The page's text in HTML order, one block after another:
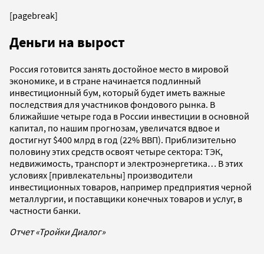
[pagebreak]
Деньги на вырост
Россия готовится занять достойное место в мировой
экономике, и в стране начинается подлинный
инвестиционный бум, который будет иметь важные
последствия для участников фондового рынка. В
ближайшие четыре года в России инвестиции в основной
капитал, по нашим прогнозам, увеличатся вдвое и
достигнут $400 млрд в год (22% ВВП). Приблизительно
половину этих средств освоят четыре сектора: ТЭК,
недвижимость, транспорт и электроэнергетика… В этих
условиях [привлекательны] производители
инвестиционных товаров, например предприятия черной
металлургии, и поставщики конечных товаров и услуг, в
частности банки.
Отчет «Тройки Диалог»